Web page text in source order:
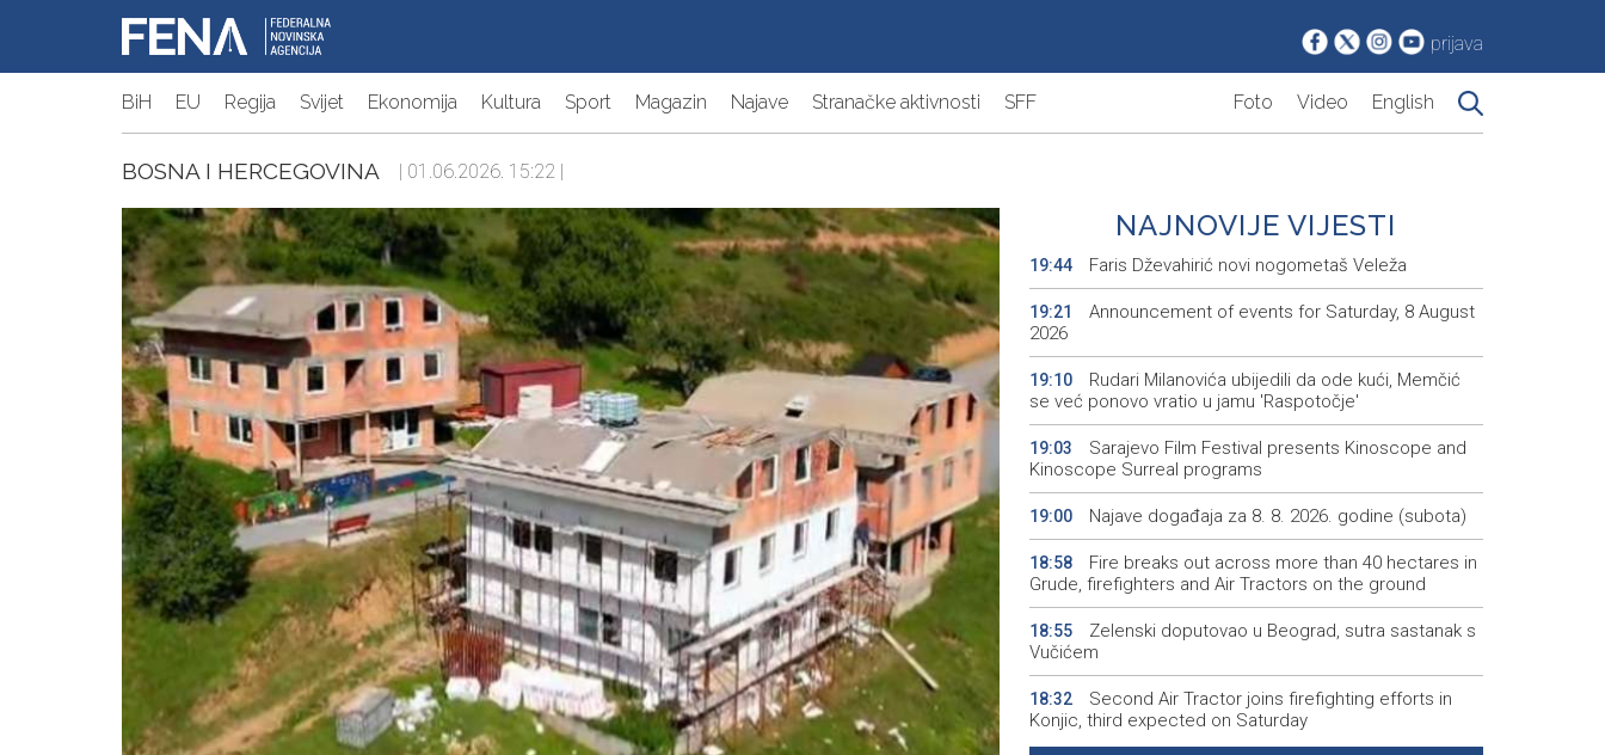
prijava
BiH EU Regija Svijet Ekonomija Kultura Sport Magazin Najave Stranačke aktivnosti SFF Foto Video English
BOSNA I HERCEGOVINA | 01.06.2026. 15:22 |
NAJNOVIJE VIJESTI
19:44 Faris Dževahirić novi nogometaš Veleža
19:21
Announcement of events for Saturday, 8 August
2026
19:10
Rudari Milanovića ubijedili da ode kući, Memčić
se već ponovo vratio u jamu 'Raspotočje'
19:03
Sarajevo Film Festival presents Kinoscope and
Kinoscope Surreal programs
19:00 Najave događaja za 8. 8. 2026. godine (subota)
18:58
Fire breaks out across more than 40 hectares in
Grude, firefighters and Air Tractors on the ground
18:55
Zelenski doputovao u Beograd, sutra sastanak s
Vučićem
18:32
Second Air Tractor joins firefighting efforts in
Konjic, third expected on Saturday